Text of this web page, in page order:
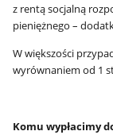
z rentą socjalną
pieniężnego –
W większości
wyrównaniem od 1
Komu wypłacimy